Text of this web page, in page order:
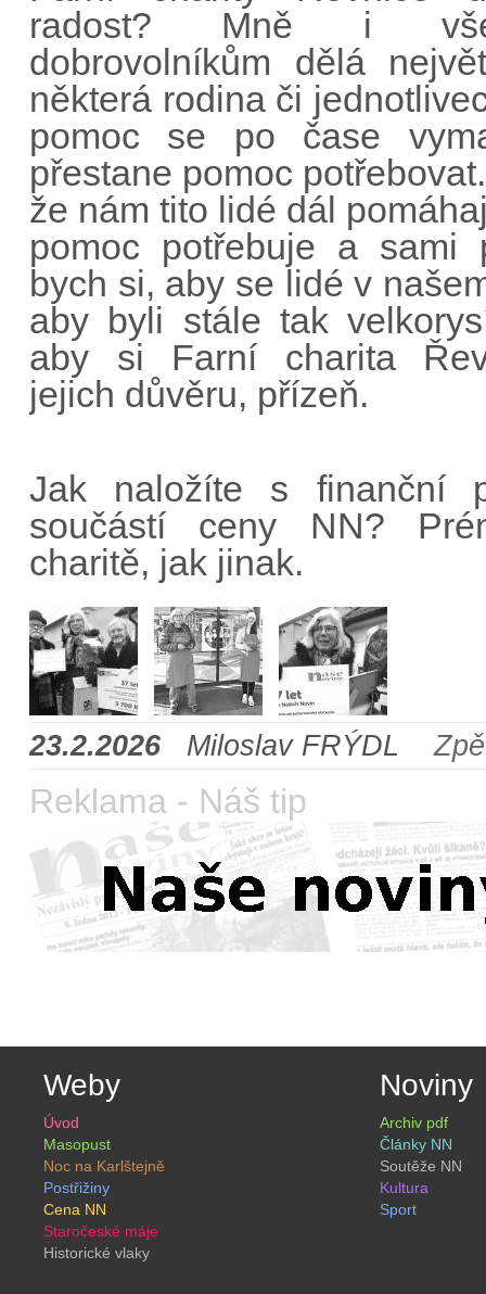
radost? Mně i
dobrovolníkům dělá
některá rodina či
pomoc se po čase
přestane pomoc
že nám tito lidé dál
pomoc potřebuje a sami
bych si, aby se lidé v
aby byli stále tak
aby si Farní charita
jejich důvěru, přízeň.
Jak naložíte s finanční
součástí ceny NN?
charitě, jak jinak.
23.2.2026 Miloslav FRÝDL
Reklama - Náš tip
Weby
Úvod
Masopust
Noc na Karlštejně
Postřižiny
Cena NN
Staročeské máje
Historické vlaky
Noviny
Archiv pdf
Články NN
Soutěže NN
Kultura
Sport